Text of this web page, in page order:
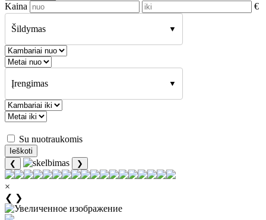
Kaina €
Šildymas
Įrengimas
Su nuotraukomis
❮ ❯
×
❮ ❯